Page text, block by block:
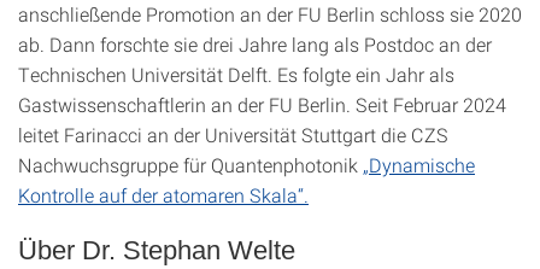
anschließende Promotion an der FU Berlin schloss sie 2020
ab. Dann forschte sie drei Jahre lang als Postdoc an der
Technischen Universität Delft. Es folgte ein Jahr als
Gastwissenschaftlerin an der FU Berlin. Seit Februar 2024
leitet Farinacci an der Universität Stuttgart die CZS
Nachwuchsgruppe für Quantenphotonik „Dynamische
Kontrolle auf der atomaren Skala“.
Über Dr. Stephan Welte